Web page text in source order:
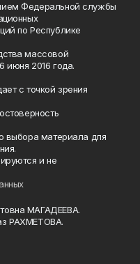
Федеральной службы
по Республике
массовой
2016 года.
с точкой зрения
выбора материала для
и не
МАГАДЕЕВА.
РАХМЕТОВА.